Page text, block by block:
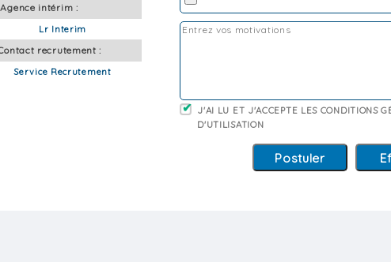
Agence intérim :
Lr Interim
recrutement :
Service Recrutement
J'AI LU ET J'ACCEPTE LES CONDITIONS
D'UTILISATION